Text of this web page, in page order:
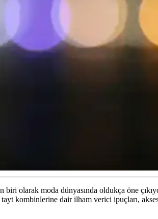
olarak moda dünyasında oldukça öne
kombinlerine dair ilham verici ipuçları,